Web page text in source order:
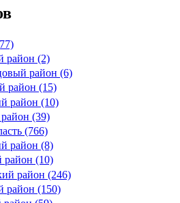
район (2)
район (6)
район (15)
район (10)
(39)
(766)
район (8)
район (10)
район (246)
район (150)